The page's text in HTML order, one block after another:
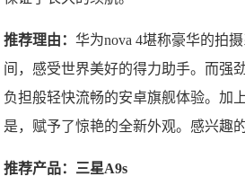
推荐理由：华为nova 4堪称豪华的拍
间，感受世界美好的得力助手。而强
负担般轻快流畅的安卓旗舰体验。加
是，赋予了惊艳的全新外观。感兴趣
推荐产品：三星A9s